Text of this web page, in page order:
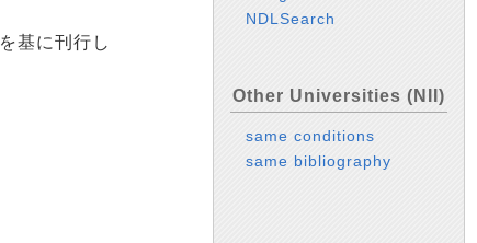
基に刊行し
NDLSearch
Other Universities (NII)
same conditions
same bibliography